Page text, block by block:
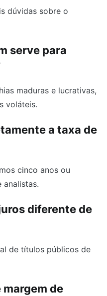
dúvidas sobre o
serve para
maduras e lucrativas,
voláteis.
a taxa de
cinco anos ou
analistas.
diferente de
de títulos públicos de
margem de